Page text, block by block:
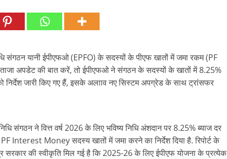
संगठन यानी ईपीएफओ (EPFO) के सदस्यों के पीएफ खातों में जमा रकम (PF
अपडेट की बात करें, तो ईपीएफओ ने संगठन के सदस्यों के खातों में 8.25%
निर्देश जारी किए गए हैं, इसके अलााव नए सिस्टम अपग्रेड के साथ ट्रांसफर
संगठन ने वित्त वर्ष 2026 के लिए भविष्य निधि अंशदान पर 8.25% ब्याज दर
Interest Money सदस्य खातों में जमा करने का निर्देश दिया है. रिपोर्ट के
की स्वीकृति मिल गई है कि 2025-26 के लिए ईपीएफ योजना के प्रत्येक